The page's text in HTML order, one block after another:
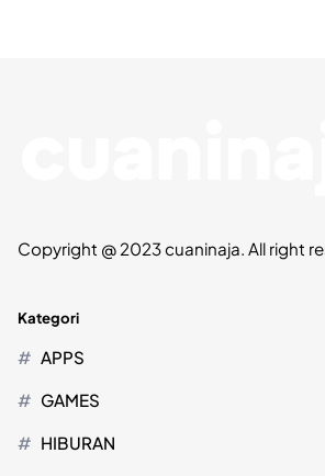
Copyright @ 2023 cuaninaja. All right
Kategori
APPS
GAMES
HIBURAN